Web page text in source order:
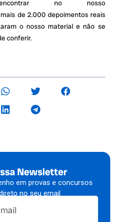
no nosso
mais de 2.000 depoimentos reais
o nosso material e não se
conferir.
Newsletter
em provas e concursos
no seu email